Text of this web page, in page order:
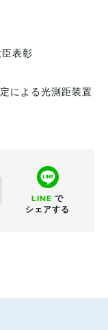
表彰
による光測距装置
LINE で
シェアする